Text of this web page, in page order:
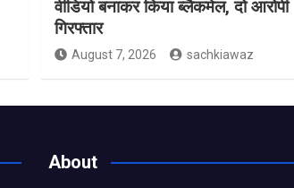
वीडियो बनाकर किया ब्लैकमेल, दो आरोपी
गिरफ्तार
August 7, 2026 sachkiawaz
About